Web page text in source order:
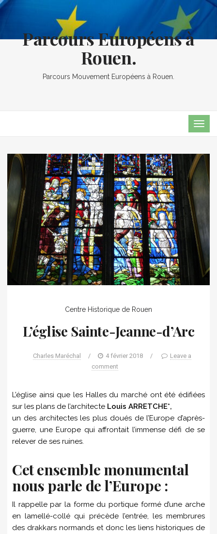
Parcours Européens à
Rouen.
Parcours Mouvement Européens à Rouen.
Centre Historique de Rouen
L’église Sainte-Jeanne-d’Arc
Charles Maréchal / 4 février 2018 /
Leave a
comment
L’église ainsi que les Halles du marché ont été édifiées
sur les plans de l’architecte Louis ARRETCHE*,
un des architectes les plus doués de l’Europe d’après-
guerre, une Europe qui affrontait l’immense défi de se
relever de ses ruines.
Cet ensemble monumental
nous parle de l’Europe :
Il rappelle par la forme du portique formé d’une arche
en lamellé-collé qui précède l’entrée, les membrures
des drakkars normands et donc les liens historiques de